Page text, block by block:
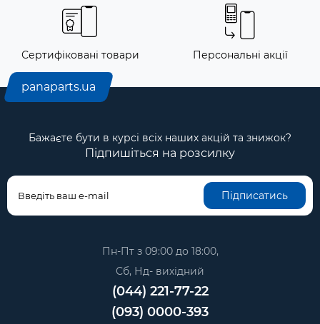
Сертифіковані товари Персональні акції
panaparts.ua
Бажаєте бути в курсі всіх наших акцій та знижок?
Підпишіться на розсилку
Підписатись
Пн-Пт з 09:00 до 18:00,
Сб, Нд- вихідний
(044) 221-77-22
(093) 0000-393